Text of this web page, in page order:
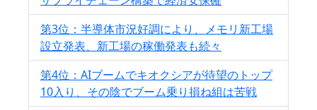
第3位：半導体市況好調により、メモリ新工場
設立発表、新工場の稼働発表も続々
第4位：AIブームでキオクシアが待望のトップ
10入り、その陰でブーム乗り損ね組は苦戦